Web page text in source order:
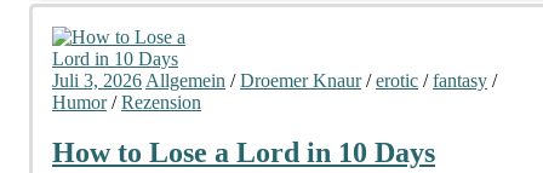
Juli 3, 2026 Allgemein /Droemer Knaur/erotic /fantasy /
Humor/Rezension
How to Lose a Lord in 10 Days